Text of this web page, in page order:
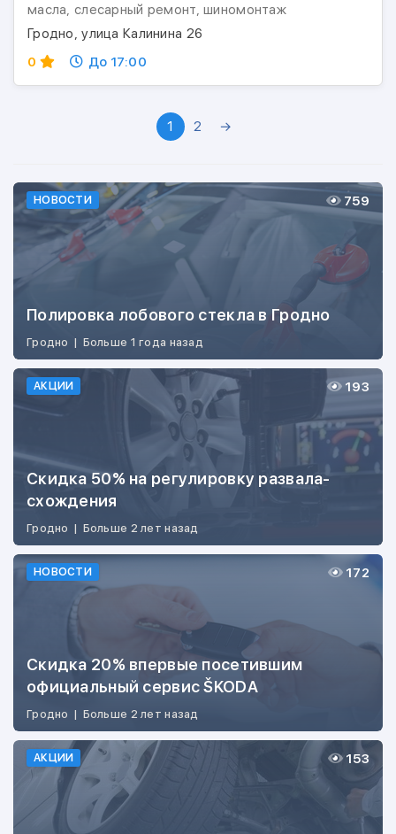
масла, слесарный ремонт, шиномонтаж
Гродно, улица Калинина 26
0
До 17:00
1 2 →
НОВОСТИ
Полировка лобового стекла в Гродно
Гродно | Больше 1 года назад
759
АКЦИИ
Скидка 50% на регулировку развала-
схождения
Гродно | Больше 2 лет назад
193
НОВОСТИ
Скидка 20% впервые посетившим
официальный сервис ŠKODA
Гродно | Больше 2 лет назад
172
АКЦИИ 153